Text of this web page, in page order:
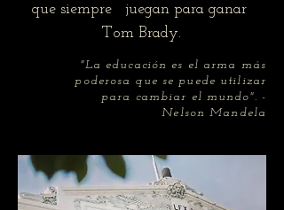
que siempre juegan para ganar
Tom Brady.
"La educación es el arma más
poderosa que se puede utilizar
para cambiar el mundo". -
Nelson Mandela